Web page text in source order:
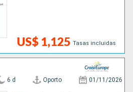
US$ 1,125 Tasas incluidas
6 d Oporto 01/11/2026